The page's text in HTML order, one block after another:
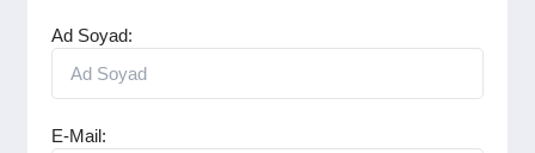
YAŞAM
Ad Soyad:
E-Mail: